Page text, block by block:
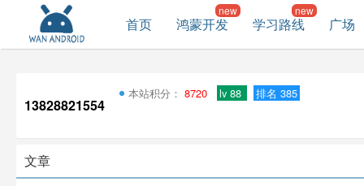
首页 鸿蒙开发 学习路线 广场
13828821554
本站积分： 8720 lv 88 排名 385
文章